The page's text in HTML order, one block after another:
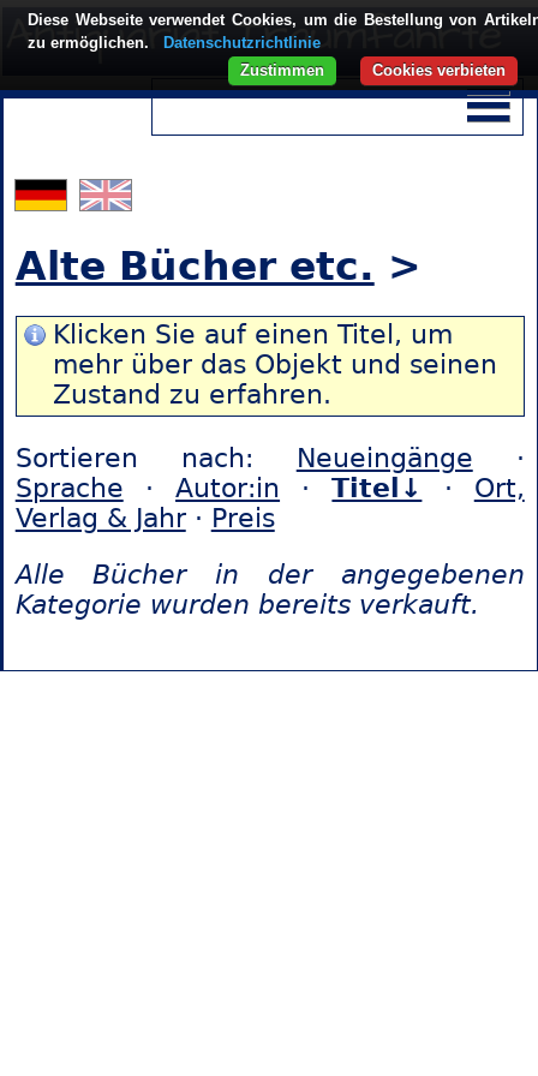
Alte Bücher etc. >
Klicken Sie auf einen Titel, um
mehr über das Objekt und seinen
Zustand zu erfahren.
Sortieren nach: Neueingänge ·
Sprache ·Autor:in ·Titel↓ · Ort,
Verlag & Jahr· Preis
Alle Bücher in der angegebenen
Kategorie wurden bereits verkauft.
Diese Webseite verwendet Cookies, um die Bestellung von
zu ermöglichen.
Datenschutzrichtlinie
Cookies verbieten
Zustimmen